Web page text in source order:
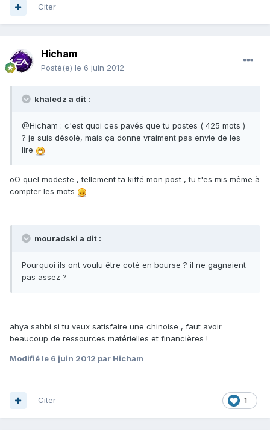
Citer
Hicham
Posté(e) le 6 juin 2012
khaledz a dit :
@Hicham : c'est quoi ces pavés que tu postes ( 425 mots )
? je suis désolé, mais ça donne vraiment pas envie de les
lire
oO quel modeste , tellement ta kiffé mon post , tu t'es mis même à
compter les mots
mouradski a dit :
Pourquoi ils ont voulu être coté en bourse ? il ne gagnaient
pas assez ?
ahya sahbi si tu veux satisfaire une chinoise , faut avoir
beaucoup de ressources matérielles et financières !
Modifié le 6 juin 2012 par Hicham
1
Citer